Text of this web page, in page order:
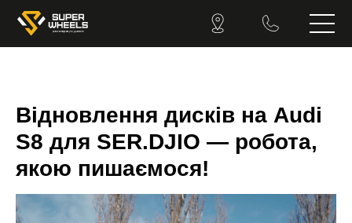
Відновлення дисків на Audi
S8 для SER.DJIO — робота,
якою пишаємося!